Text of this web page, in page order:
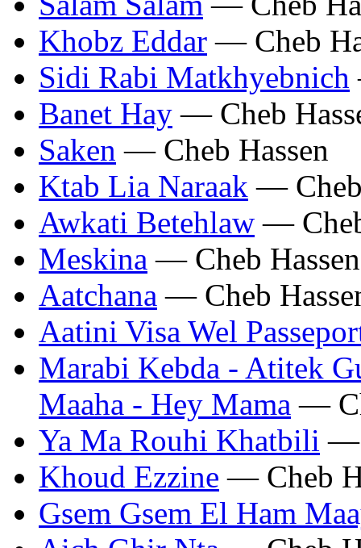
Khobz Eddar — Cheb
Sidi Rabi Matkhyebnich
Banet Hay — Cheb
Saken — Cheb Hassen
Ktab Lia Naraak — Cheb
Awkati Betehlaw —
Meskina — Cheb Hassen
Aatchana — Cheb
Aatini Visa Wel
Marabi Kebda - Atitek
Maaha - Hey Mama —
Ya Ma Rouhi Khatbili —
Khoud Ezzine — Cheb
Gsem Gsem El Ham